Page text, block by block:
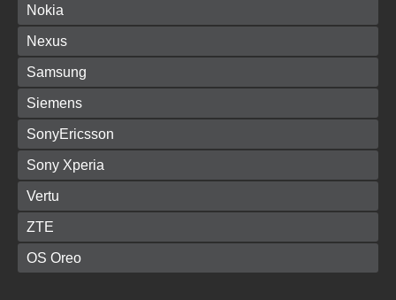
Nokia
Nexus
Samsung
Siemens
SonyEricsson
Sony Xperia
Vertu
ZTE
OS Oreo